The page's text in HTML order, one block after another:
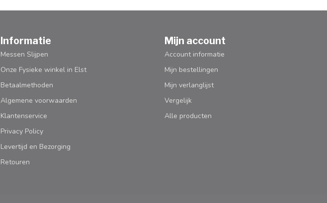
Informatie
Messen Slijpen
Onze Fysieke winkel in Elst
Betaalmethoden
Algemene voorwaarden
Klantenservice
Privacy Policy
Levertijd en Bezorging
Retouren
Mijn account
Account informatie
Mijn bestellingen
Mijn verlanglijst
Vergelijk
Alle producten